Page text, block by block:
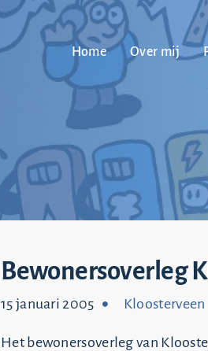
Home Over mij
Bewonersoverleg
15 januari 2005 Kloosterveen
Het bewonersoverleg van